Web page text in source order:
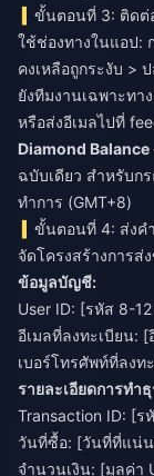
ขั้นตอนที่ 3: ติดต่
ใช้ช่องทางในแอป:
คงเหลือถูกระงับ >
ยังทีมงานเฉพาะทา
หรือส่งอีเมลไปที่
Diamond
ฉบับเดียว สำหรับก
ทำการ (GMT+8)
ขั้นตอนที่ 4: ส่งค
จัดโครงสร้างการ
ข้อมูลบัญชี:
User ID: [รหัส 8-
อีเมลที่ลงทะเบียน:
เบอร์โทรศัพท์ที่ลงท
รายละเอียดการทำ
Transaction ID: [ร
วันที่ซื้อ: [วันที่ที่แน่
จำนวนเงิน: [มูลค่า